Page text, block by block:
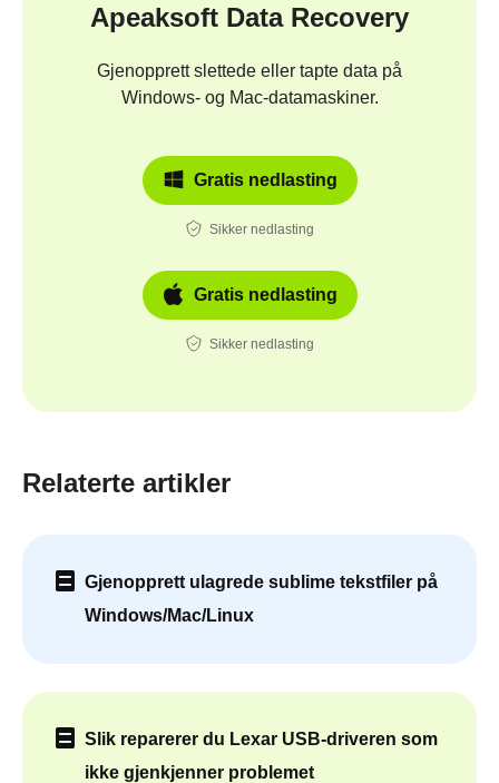
Apeaksoft Data Recovery
Gjenopprett slettede eller tapte data på
Windows- og Mac-datamaskiner.
Gratis nedlasting
Sikker nedlasting
Gratis nedlasting
Sikker nedlasting
Relaterte artikler
Gjenopprett ulagrede sublime tekstfiler på
Windows/Mac/Linux
Slik reparerer du Lexar USB-driveren som
ikke gjenkjenner problemet